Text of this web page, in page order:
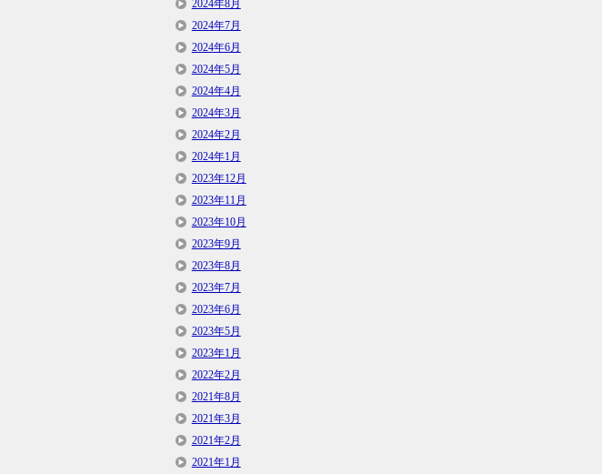
2024年8月
2024年7月
2024年6月
2024年5月
2024年4月
2024年3月
2024年2月
2024年1月
2023年12月
2023年11月
2023年10月
2023年9月
2023年8月
2023年7月
2023年6月
2023年5月
2023年1月
2022年2月
2021年8月
2021年3月
2021年2月
2021年1月